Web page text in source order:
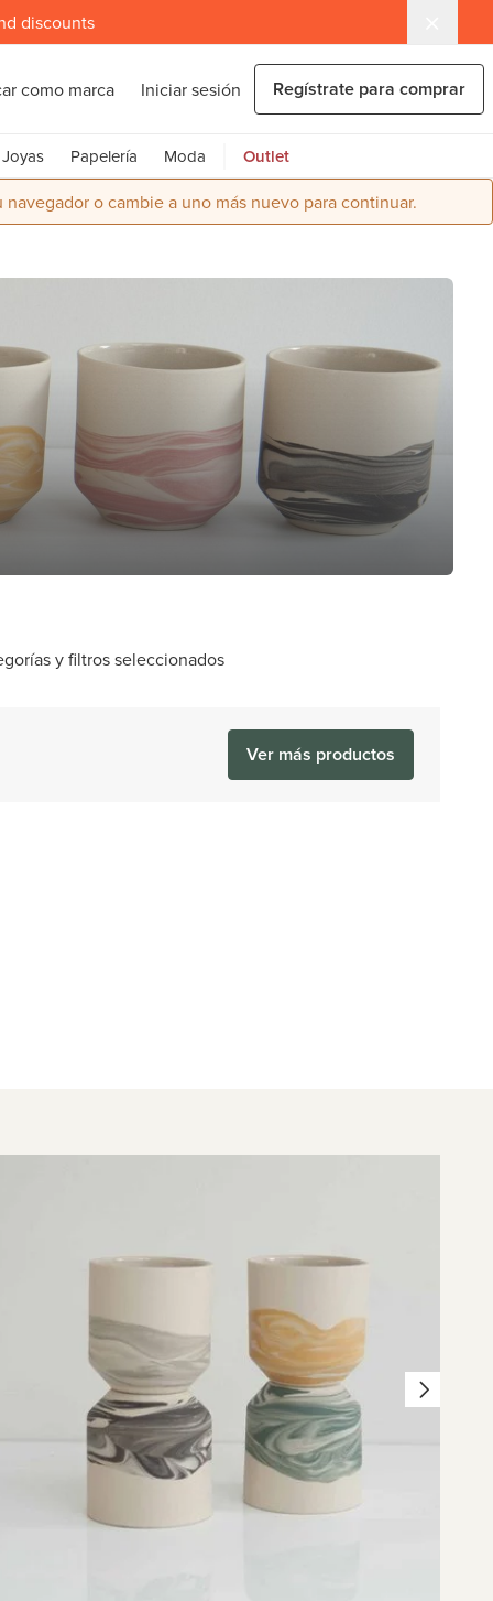
discounts
como marca Iniciar sesión Regístrate para comprar
Joyas Papelería Moda Outlet
o cambie a uno más nuevo para continuar.
y filtros seleccionados
Ver más productos